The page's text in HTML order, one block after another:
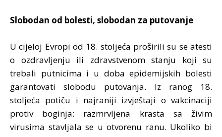
Slobodan od bolesti, slobodan za putovanje
U cijeloj Evropi od 18. stoljeća proširili su se atesti
o ozdravljenju ili zdravstvenom stanju koji su
trebali putnicima i u doba epidemijskih bolesti
garantovati slobodu putovanja. Iz ranog 18.
stoljeća potiču i najraniji izvještaji o vakcinaciji
protiv boginja: razmrvljena krasta sa živim
virusima stavljala se u otvorenu ranu. Ukoliko bi